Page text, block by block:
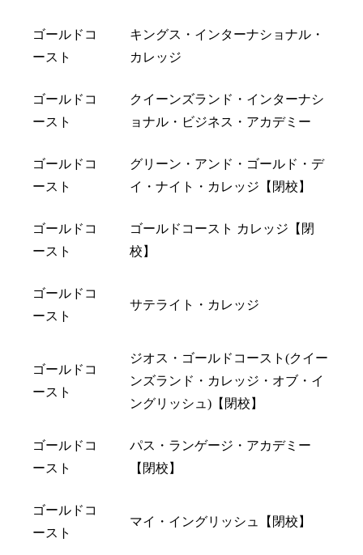
ゴールドコ
ースト
キングス・インターナショナル・
カレッジ
ゴールドコ
ースト
クイーンズランド・インターナシ
ョナル・ビジネス・アカデミー
ゴールドコ
ースト
グリーン・アンド・ゴールド・デ
イ・ナイト・カレッジ【閉校】
ゴールドコ
ースト
ゴールドコースト カレッジ【閉
校】
ゴールドコ
ースト
サテライト・カレッジ
ゴールドコ
ースト
ジオス・ゴールドコースト(クイー
ンズランド・カレッジ・オブ・イ
ングリッシュ)【閉校】
ゴールドコ
ースト
パス・ランゲージ・アカデミー
【閉校】
ゴールドコ
ースト
マイ・イングリッシュ【閉校】